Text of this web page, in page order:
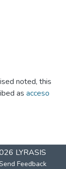
noted, this
as acceso
LYRASIS
Feedback